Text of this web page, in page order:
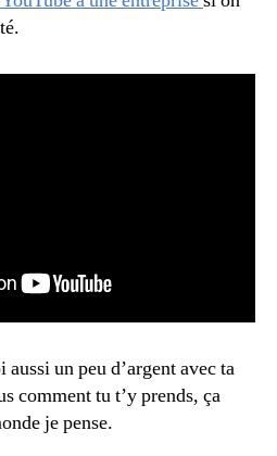
un peu d’argent avec ta
comment tu t’y prends, ça
je pense.